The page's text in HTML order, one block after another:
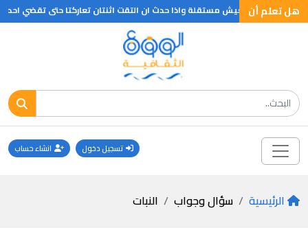
هل تعلم أن
ان العقارب تعيش مستقلة واذا حدث ان التقت اثنتان تعاركتا حتى تقضي احداهما
تسجيل دخول انشاء حساب
الرئيسية سؤال وجواب النبات